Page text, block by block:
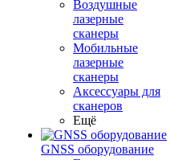
Воздушные
лазерные
сканеры
Мобильные
лазерные
сканеры
Аксессуары для
сканеров
Ещё
GNSS оборудование